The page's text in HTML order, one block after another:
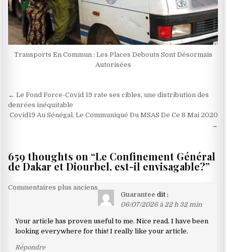
Transports En Commun : Les Places Debouts Sont Désormais
Autorisées
Navigation
de
← Le Fond Force-Covid 19 rate ses cibles, une distribution des
denrées inéquitable
Covid19 Au Sénégal, Le Communiqué Du MSAS De Ce 8 Mai 2020
→
659 thoughts on “Le Confinement Général
de Dakar et Diourbel, est-il envisagable?”
Navigation
les
commentaires
Commentaires plus anciens
Guarantee dit :
06/07/2026 à 22 h 32 min
Your article has proven useful to me. Nice read. I have been
looking everywhere for this! I really like your article.
Répondre